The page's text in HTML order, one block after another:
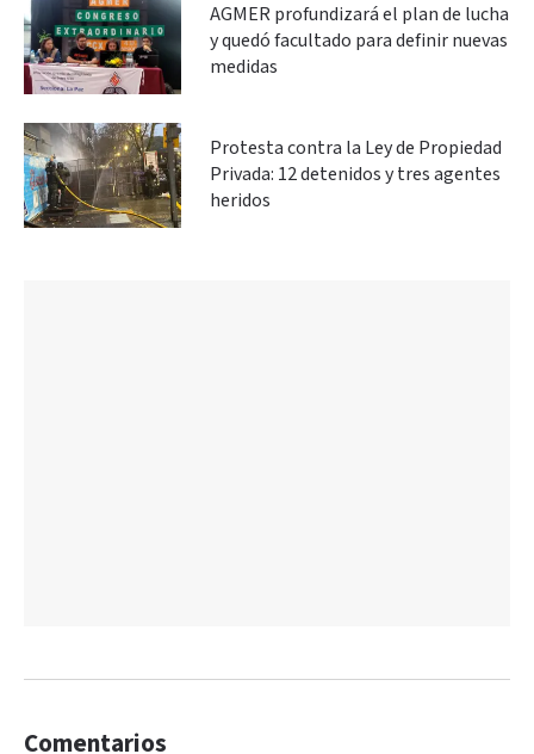
AGMER profundizará el plan de lucha
y quedó facultado para definir nuevas
medidas
Protesta contra la Ley de Propiedad
Privada: 12 detenidos y tres agentes
heridos
Comentarios